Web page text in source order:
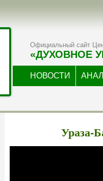
Официальный сайт
«ДУХОВНОЕ
НОВОСТИ
Ураза-